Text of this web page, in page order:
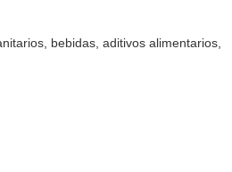
bebidas, aditivos alimentarios,